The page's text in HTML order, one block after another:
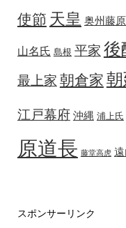
使節 天皇 奥州藤
山名氏 島根 平家 後
最上家 朝倉家 朝
江戸幕府 沖縄 浦上氏
原道長 藤堂高虎
スポンサーリンク